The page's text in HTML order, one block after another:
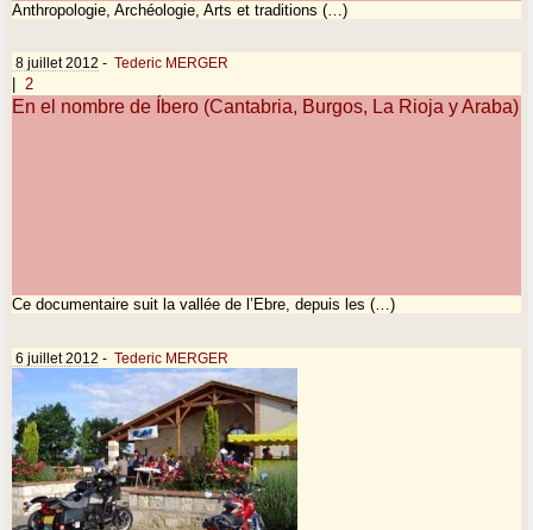
Anthropologie, Archéologie, Arts et traditions (…)
8 juillet 2012 - Tederic MERGER
2
En el nombre de Íbero (Cantabria, Burgos, La Rioja y Araba)
Ce documentaire suit la vallée de l’Ebre, depuis les (…)
6 juillet 2012 - Tederic MERGER